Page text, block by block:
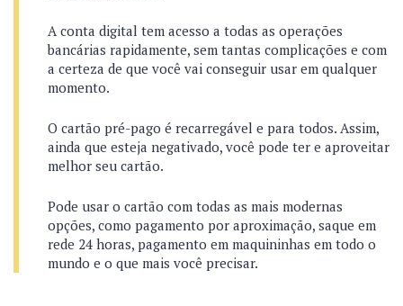
A conta digital tem acesso a todas as operações
bancárias rapidamente, sem tantas complicações e com
a certeza de que você vai conseguir usar em qualquer
momento.
O cartão pré-pago é recarregável e para todos. Assim,
ainda que esteja negativado, você pode ter e aproveitar
melhor seu cartão.
Pode usar o cartão com todas as mais modernas
opções, como pagamento por aproximação, saque em
rede 24 horas, pagamento em maquininhas em todo o
mundo e o que mais você precisar.